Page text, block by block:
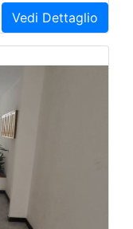
Vedi Dettaglio